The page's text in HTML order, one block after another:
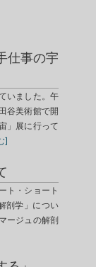
仕事の宇
いました。午
谷美術館で開
」展に行って
]
ト・ショート
剖学」につい
ージュの解剖